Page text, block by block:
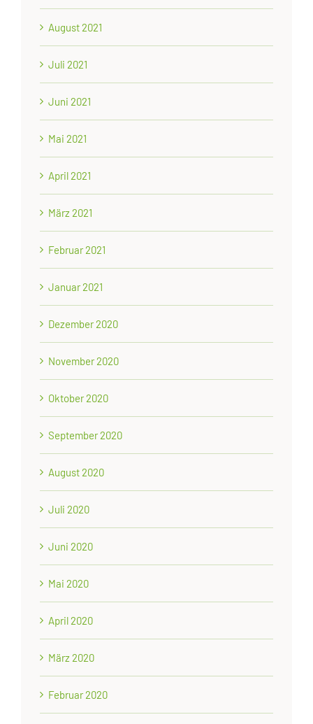
August 2021
Juli 2021
Juni 2021
Mai 2021
April 2021
März 2021
Februar 2021
Januar 2021
Dezember 2020
November 2020
Oktober 2020
September 2020
August 2020
Juli 2020
Juni 2020
Mai 2020
April 2020
März 2020
Februar 2020